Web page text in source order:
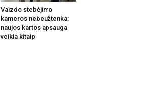
Vaizdo stebėjimo
kameros nebeužtenka:
naujos kartos apsauga
veikia kitaip